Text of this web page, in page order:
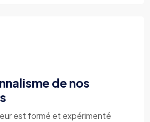
de nos
est formé et expérimenté